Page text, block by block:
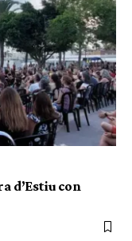
d’Estiu con